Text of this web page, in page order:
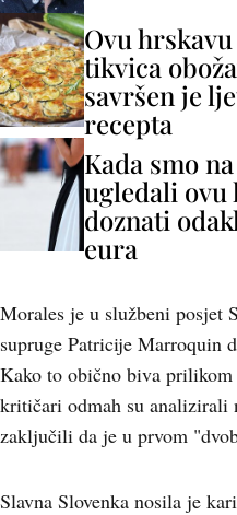
Ovu
tikvica
savršen je
recepta
Kada smo
ugledali
doznati
eura
Morales je u službeni posjet
supruge Patricije Marroquin
Kako to obično biva
kritičari odmah su analizirali
zaključili da je u prvom
Slavna Slovenka nosila je